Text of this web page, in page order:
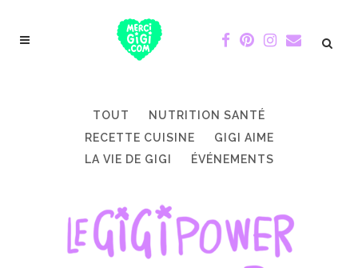
TOUT
NUTRITION SANTÉ
RECETTE CUISINE
GIGI AIME
LA VIE DE GIGI
ÉVÉNEMENTS